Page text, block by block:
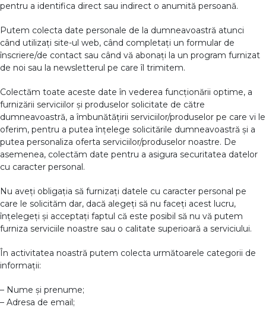
pentru a identifica direct sau indirect o anumită persoană.
Putem colecta date personale de la dumneavoastră atunci
când utilizați site-ul web, când completați un formular de
înscriere/de contact sau când vă abonați la un program furnizat
de noi sau la newsletterul pe care îl trimitem.
Colectăm toate aceste date în vederea funcționării optime, a
furnizării serviciilor și produselor solicitate de către
dumneavoastră, a îmbunătățirii serviciilor/produselor pe care vi le
oferim, pentru a putea înțelege solicitările dumneavoastră și a
putea personaliza oferta serviciilor/produselor noastre. De
asemenea, colectăm date pentru a asigura securitatea datelor
cu caracter personal.
Nu aveți obligația să furnizați datele cu caracter personal pe
care le solicităm dar, dacă alegeți să nu faceți acest lucru,
înțelegeți și acceptați faptul că este posibil să nu vă putem
furniza serviciile noastre sau o calitate superioară a serviciului.
În activitatea noastră putem colecta următoarele categorii de
informații:
– Nume și prenume;
– Adresa de email;